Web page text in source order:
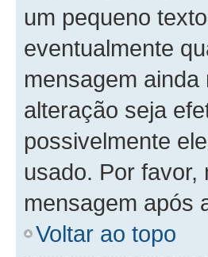
um pequeno
eventualmente
mensagem
alteração seja
possivelmente
usado. Por
mensagem após
Voltar ao topo